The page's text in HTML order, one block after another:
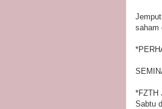
saham
*FZTH
Sabtu